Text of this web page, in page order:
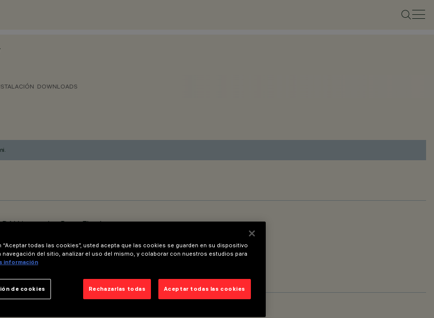
DOWNLOADS
integrada - Beam Flood
“Aceptar todas las cookies”, usted acepta que las cookies se guarden en su dispositivo
navegación del sitio, analizar el uso del mismo, y colaborar con nuestros estudios para
información
Rechazarlas todas Aceptar todas las cookies
de cookies